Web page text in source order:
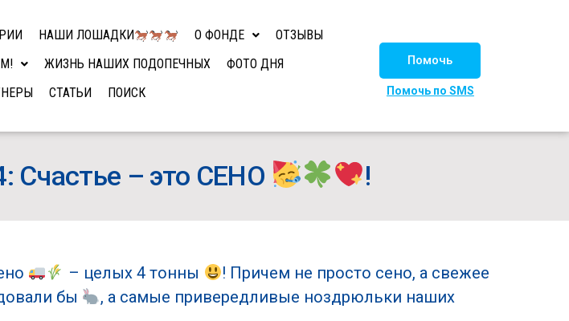
НАШИ ЛОШАДКИ О ФОНДЕ
ОТЗЫВЫ
ЖИЗНЬ НАШИХ ПОДОПЕЧНЫХ
ФОТО ДНЯ
СТАТЬИ ПОИСК
Помочь
Помочь по SMS
Счастье – это СЕНО !
– целых 4 тонны
! Причем не просто сено, а свежее
бы
, а самые привередливые ноздрюльки наших